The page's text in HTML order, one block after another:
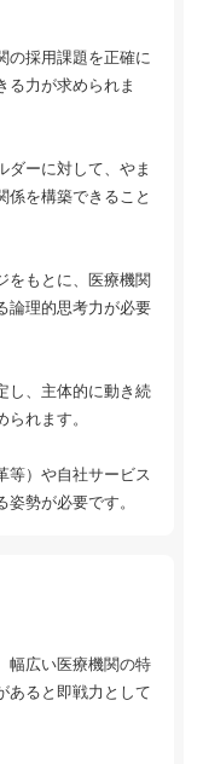
の採用課題を正確に
る力が求められま
ダーに対して、やま
係を構築できること
をもとに、医療機関
論理的思考力が必要
し、主体的に動き続
れます。
等）や自社サービス
勢が必要です。
幅広い医療機関の特
あると即戦力として